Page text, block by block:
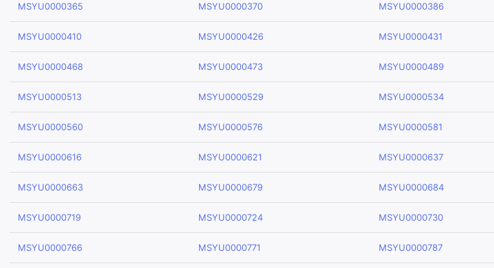
MSYU0000365 MSYU0000370 MSYU0000386
MSYU0000410 MSYU0000426 MSYU0000431
MSYU0000468 MSYU0000473 MSYU0000489
MSYU0000513 MSYU0000529 MSYU0000534
MSYU0000560 MSYU0000576 MSYU0000581
MSYU0000616 MSYU0000621 MSYU0000637
MSYU0000663 MSYU0000679 MSYU0000684
MSYU0000719 MSYU0000724 MSYU0000730
MSYU0000766 MSYU0000771 MSYU0000787